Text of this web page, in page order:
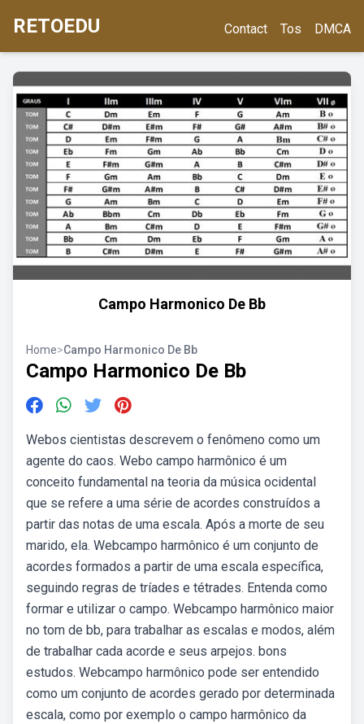
RETOEDU Contact Tos DMCA
Campo Harmonico De Bb
Home>Campo Harmonico De Bb
Campo Harmonico De Bb
Webos cientistas descrevem o fenômeno como um
agente do caos. Webo campo harmônico é um
conceito fundamental na teoria da música ocidental
que se refere a uma série de acordes construídos a
partir das notas de uma escala. Após a morte de seu
marido, ela. Webcampo harmônico é um conjunto de
acordes formados a partir de uma escala específica,
seguindo regras de tríades e tétrades. Entenda como
formar e utilizar o campo. Webcampo harmônico maior
no tom de bb, para trabalhar as escalas e modos, além
de trabalhar cada acorde e seus arpejos. bons
estudos. Webcampo harmônico pode ser entendido
como um conjunto de acordes gerado por determinada
escala, como por exemplo o campo harmônico da